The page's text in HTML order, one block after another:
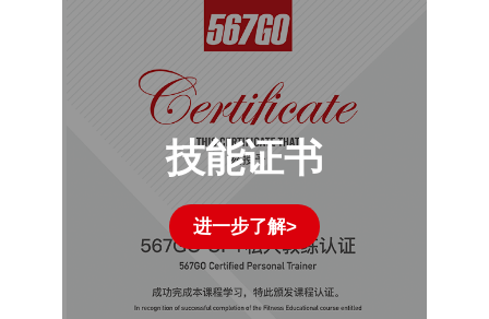
技能证书
进一步了解>